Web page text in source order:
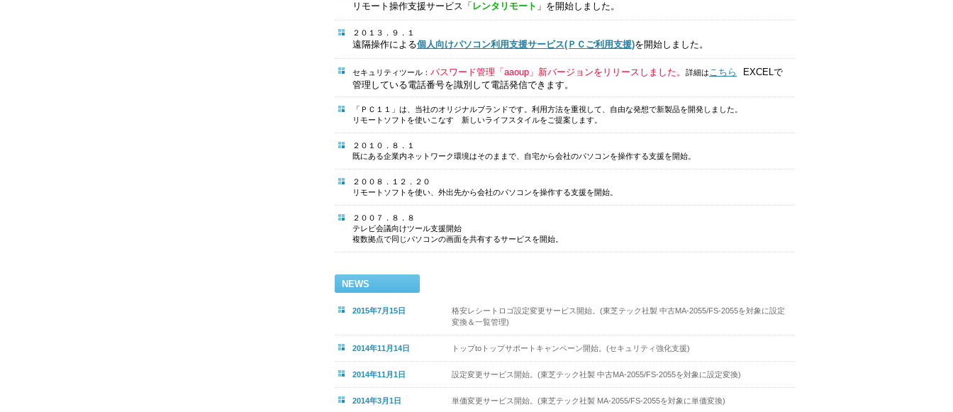
リモート操作支援サービス「 レンタリモート 」を開始しました。
２０１３．９．１
遠隔操作による個人向けパソコン利用支援サービス(ＰＣご利用支援)を開始しました。
セキュリティツール： パスワード管理「aaoup」新バージョンをリリースしました。 詳細はこちら EXCELで
管理している電話番号を識別して電話発信できます。
「ＰＣ１１」は、当社のオリジナルブランドです。利用方法を重視して、自由な発想で新製品を開発しました。
リモートソフトを使いこなす 新しいライフスタイルをご提案します。
２０１０．８．１
既にある企業内ネットワーク環境はそのままで、自宅から会社のパソコンを操作する支援を開始。
２００８．１２．２０
リモートソフトを使い、外出先から会社のパソコンを操作する支援を開始。
２００７．８．８
テレビ会議向けツール支援開始
複数拠点で同じパソコンの画面を共有するサービスを開始。
NEWS
2015年7月15日
格安レシートロゴ設定変更サービス開始。(東芝テック社製 中古MA-2055/FS-2055を対象に設定
変換＆一覧管理)
2014年11月14日 トップtoトップサポートキャンペーン開始。(セキュリティ強化支援)
2014年11月1日 設定変更サービス開始。(東芝テック社製 中古MA-2055/FS-2055を対象に設定変換)
2014年3月1日 単価変更サービス開始。(東芝テック社製 MA-2055/FS-2055を対象に単価変換)